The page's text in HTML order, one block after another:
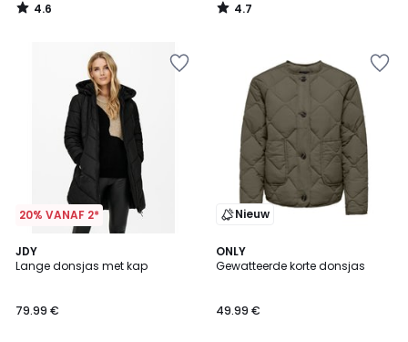
4.6
/
4.7
/
20% VANAF 2*
JDY
Lange donsjas met kap
79.99 €
4.5
/ 5
Nieuw
ONLY
Gewatteerde korte donsjas
49.99 €